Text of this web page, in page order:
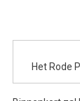
Het Rode